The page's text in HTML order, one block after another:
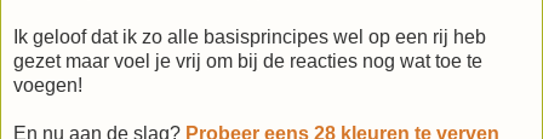
Ik geloof dat ik zo alle basisprincipes wel op een rij heb
gezet maar voel je vrij om bij de reacties nog wat toe te
voegen!
En nu aan de slag? Probeer eens 28 kleuren te verven